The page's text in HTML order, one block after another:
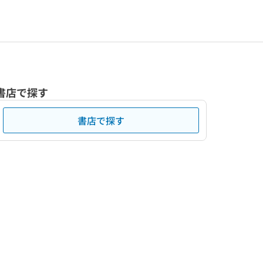
店で探す
書店で探す